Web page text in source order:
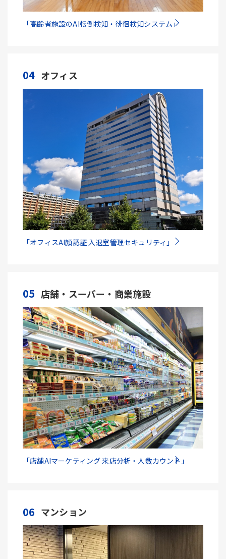
「高齢者施設のAI転倒検知・徘徊検知システム」
04 オフィス
「オフィスAI顔認証 入退室管理セキュリティ」
05 店舗・スーパー・商業施設
「店舗AIマーケティング 来店分析・人数カウント」
06 マンション